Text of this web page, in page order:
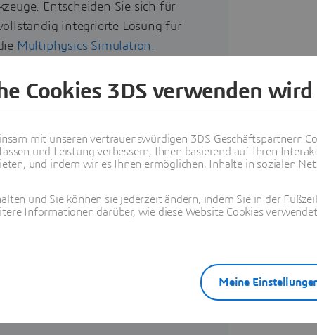
Entscheiden Sie sich für
integrierte Lösung für
Multiphysics Simulation.
Zugriff
Cookies 3DS verwenden wird
mit unseren vertrauenswürdigen 3DS Geschäftspartnern
und Leistung verbessern, Ihnen basierend auf Ihren
und indem wir es Ihnen ermöglichen, Inhalte in sozialen
und Sie können sie jederzeit ändern, indem Sie in der
Informationen darüber, wie diese Website Cookies
Meine